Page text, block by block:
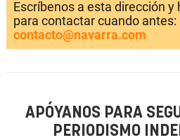
Escríbenos a esta dirección
para contactar cuando antes:
contacto@navarra.com
APÓYANOS PARA
PERIODISMO